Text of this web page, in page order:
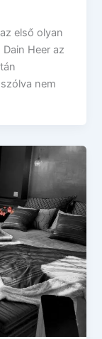
első olyan
Heer az
nem